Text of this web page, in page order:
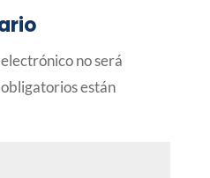
no será
obligatorios están